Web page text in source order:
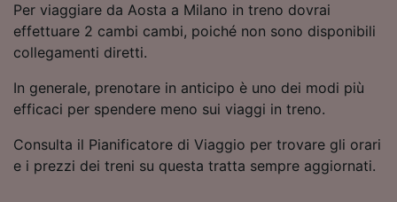
Per viaggiare da Aosta a Milano in treno dovrai
effettuare 2 cambi cambi, poiché non sono disponibili
collegamenti diretti.
In generale, prenotare in anticipo è uno dei modi più
efficaci per spendere meno sui viaggi in treno.
Consulta il Pianificatore di Viaggio per trovare gli orari
e i prezzi dei treni su questa tratta sempre aggiornati.
Noi e i nostri partner trattiamo i dati per
fornire:
Utilizzare dati di geolocalizzazione precisi.
Scansione attiva delle caratteristiche del
dispositivo ai fini dell’identificazione.
Archiviare informazioni su dispositivo e/o
accedervi. Pubblicità e contenuti
personalizzati, misurazione delle prestazioni
dei contenuti e degli annunci, ricerche sul